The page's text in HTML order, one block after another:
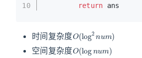
10
return ans
时间复杂度
空间复杂度
O (log num)